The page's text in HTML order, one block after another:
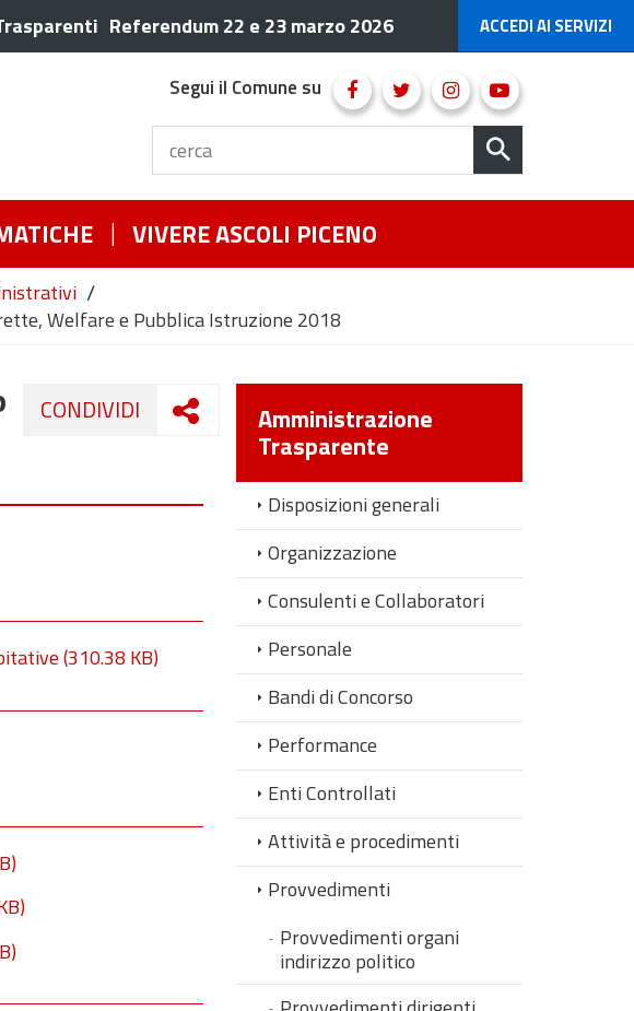
Referendum 22 e 23 marzo 2026 ACCEDI AI SERVIZI
Segui il Comune su
VIVERE ASCOLI PICENO
/
Welfare e Pubblica Istruzione 2018
CONDIVIDI
(310.38 KB)
Amministrazione
Trasparente
Disposizioni generali
Organizzazione
Consulenti e Collaboratori
Personale
Bandi di Concorso
Performance
Enti Controllati
Attività e procedimenti
Provvedimenti
Provvedimenti organi
indirizzo politico